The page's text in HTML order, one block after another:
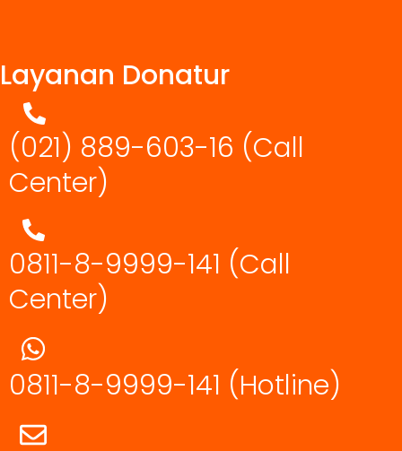
Layanan Donatur
(021) 889-603-16 (Call
Center)
0811-8-9999-141 (Call
Center)
0811-8-9999-141 (Hotline)